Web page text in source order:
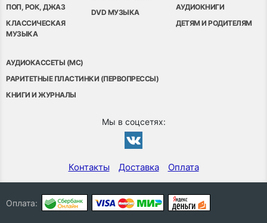
ПОП, РОК, ДЖАЗ
КЛАССИЧЕСКАЯ
МУЗЫКА
DVD МУЗЫКА
АУДИОКНИГИ
ДЕТЯМ И РОДИТЕЛЯМ
АУДИОКАССЕТЫ (MC)
РАРИТЕТНЫЕ ПЛАСТИНКИ (ПЕРВОПРЕССЫ)
КНИГИ И ЖУРНАЛЫ
Мы в соцсетях:
Контакты Доставка Оплата
Оплата: